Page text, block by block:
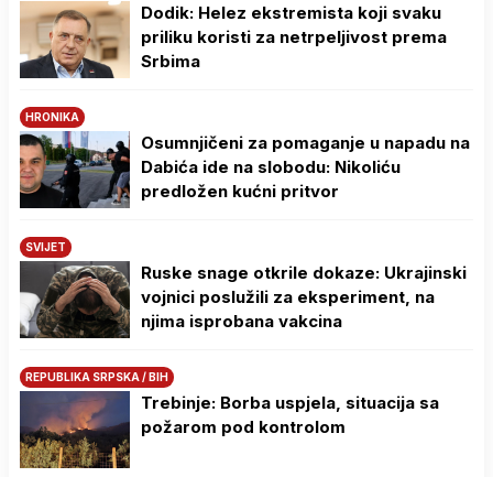
Dodik: Helez ekstremista koji svaku
priliku koristi za netrpeljivost prema
Srbima
HRONIKA
Osumnjičeni za pomaganje u napadu na
Dabića ide na slobodu: Nikoliću
predložen kućni pritvor
SVIJET
Ruske snage otkrile dokaze: Ukrajinski
vojnici poslužili za eksperiment, na
njima isprobana vakcina
REPUBLIKA SRPSKA / BIH
Trebinje: Borba uspjela, situacija sa
požarom pod kontrolom